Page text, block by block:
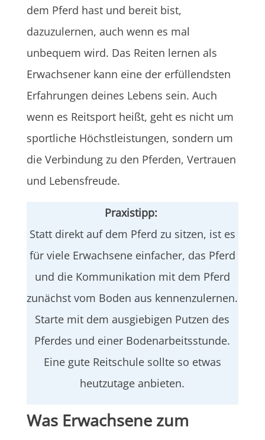
dem Pferd hast und bereit bist,
dazuzulernen, auch wenn es mal
unbequem wird. Das Reiten lernen als
Erwachsener kann eine der erfüllendsten
Erfahrungen deines Lebens sein. Auch
wenn es Reitsport heißt, geht es nicht um
sportliche Höchstleistungen, sondern um
die Verbindung zu den Pferden, Vertrauen
und Lebensfreude.
Praxistipp:
Statt direkt auf dem Pferd zu sitzen, ist es
für viele Erwachsene einfacher, das Pferd
und die Kommunikation mit dem Pferd
zunächst vom Boden aus kennenzulernen.
Starte mit dem ausgiebigen Putzen des
Pferdes und einer Bodenarbeitsstunde.
Eine gute Reitschule sollte so etwas
heutzutage anbieten.
Was Erwachsene zum